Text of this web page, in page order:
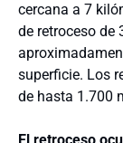
cercana a 7
de retroceso de
superficie. Los
de hasta 1.700